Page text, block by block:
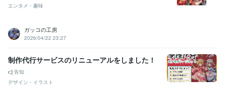
学歴
語学力
エンタメ・趣味
ガッコの工房
2026/04/22 23:27
制作代行サービスのリニューアルをしました！
告知
デザイン・イラスト